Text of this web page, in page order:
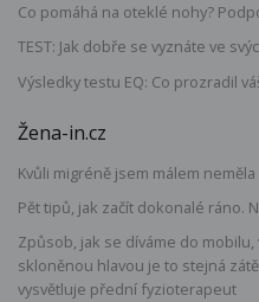
Co pomáhá na oteklé nohy?
TEST: Jak dobře se vyznáte ve
Výsledky testu EQ: Co prozradil
Žena-in.cz
Kvůli migréně jsem málem
Pět tipů, jak začít dokonalé ráno.
Způsob, jak se díváme do
skloněnou hlavou je to stejná
vysvětluje přední fyzioterapeut